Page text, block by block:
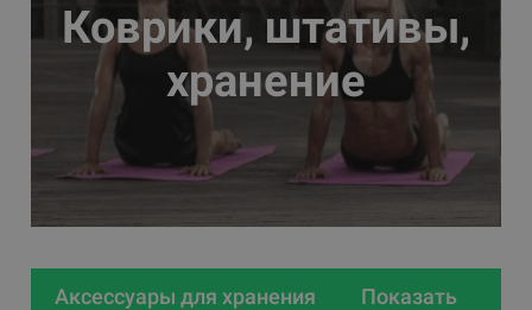
Коврики, штативы,
хранение
Аксессуары для хранения
Показать